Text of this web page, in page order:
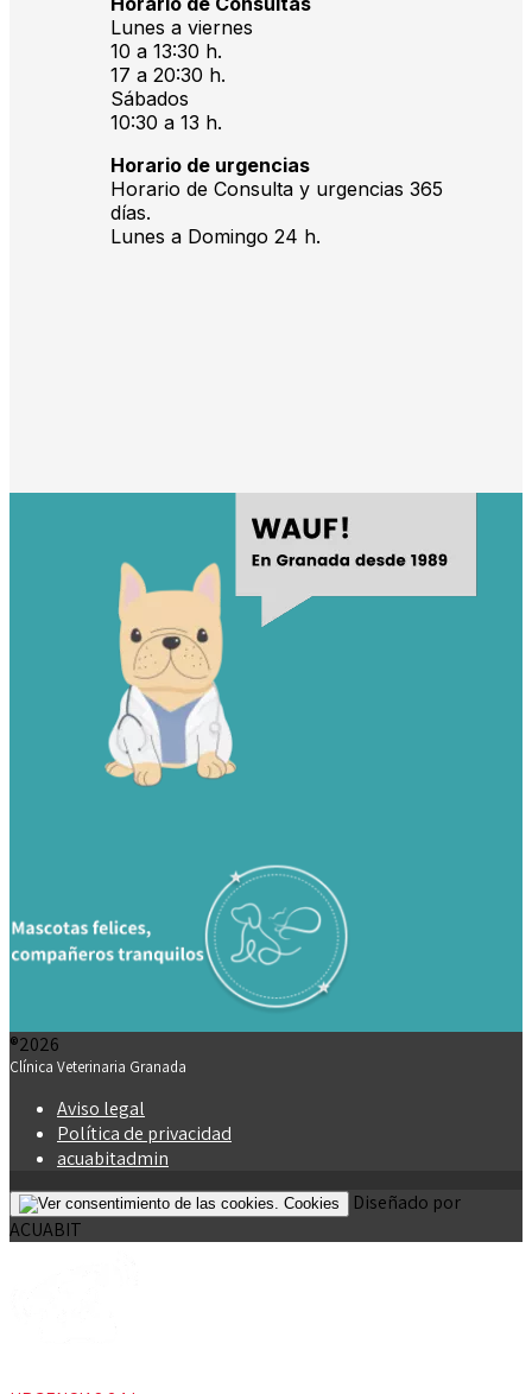
Lunes a viernes
10 a 13:30 h.
17 a 20:30 h.
Sábados
10:30 a 13 h.
Horario de urgencias
Horario de Consulta y urgencias 365
días.
Lunes a Domingo 24 h.
®2026
Clínica Veterinaria Granada
Aviso legal
Política de privacidad
acuabitadmin
Cookies
Diseñado por
ACUABIT